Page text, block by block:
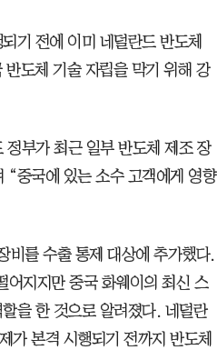
기 전에 이미 네덜란드 반도체
도체 기술 자립을 막기 위해 강
부가 최근 일부 반도체 제조 장
“중국에 있는 소수 고객에게 영향
비를 수출 통제 대상에 추가했다.
지지만 중국 화웨이의 최신 스
을 한 것으로 알려졌다. 네덜란
가 본격 시행되기 전까지 반도체